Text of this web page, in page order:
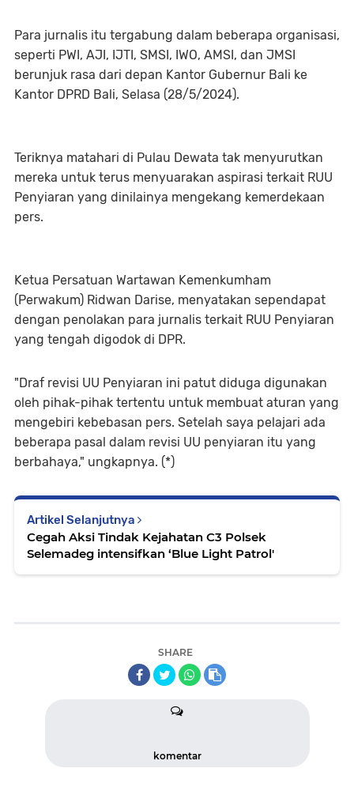
Para jurnalis itu tergabung dalam beberapa organisasi,
seperti PWI, AJI, IJTI, SMSI, IWO, AMSI, dan JMSI
berunjuk rasa dari depan Kantor Gubernur Bali ke
Kantor DPRD Bali, Selasa (28/5/2024).
Teriknya matahari di Pulau Dewata tak menyurutkan
mereka untuk terus menyuarakan aspirasi terkait RUU
Penyiaran yang dinilainya mengekang kemerdekaan
pers.
Ketua Persatuan Wartawan Kemenkumham
(Perwakum) Ridwan Darise, menyatakan sependapat
dengan penolakan para jurnalis terkait RUU Penyiaran
yang tengah digodok di DPR.
"Draf revisi UU Penyiaran ini patut diduga digunakan
oleh pihak-pihak tertentu untuk membuat aturan yang
mengebiri kebebasan pers. Setelah saya pelajari ada
beberapa pasal dalam revisi UU penyiaran itu yang
berbahaya," ungkapnya. (*)
Artikel Selanjutnya
Cegah Aksi Tindak Kejahatan C3 Polsek
Selemadeg intensifkan ‘Blue Light Patrol'
SHARE
komentar